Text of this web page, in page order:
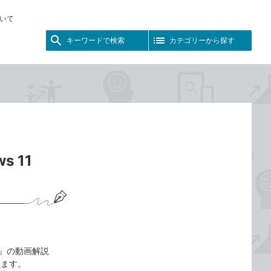
て
キーワードで検索 カテゴリーから探す
11
の動画解説
す。